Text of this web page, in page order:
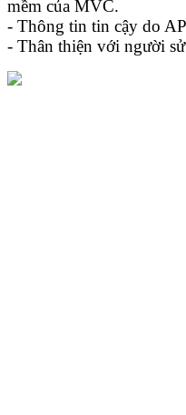
mềm của MVC.
- Thông tin tin cậy do
- Thân thiện với người